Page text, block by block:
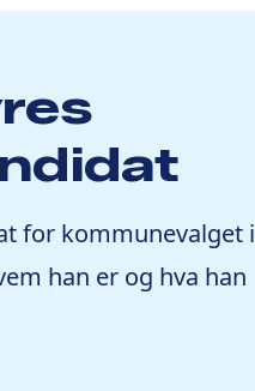
for kommunevalget i
han er og hva han